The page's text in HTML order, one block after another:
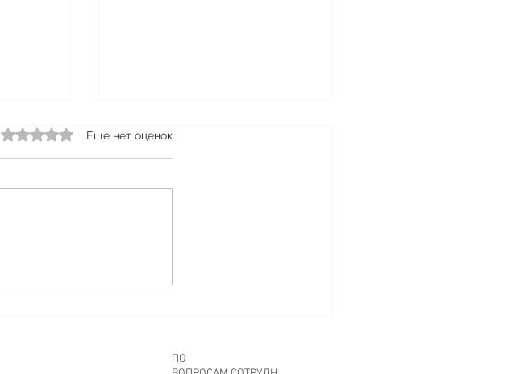
пластика
Оценка: 0 из 5 звезд.
Еще нет оценок
ПО